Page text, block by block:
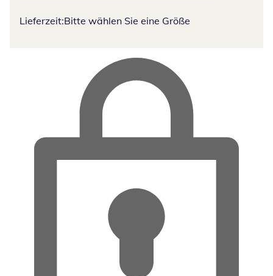
Lieferzeit:Bitte wählen Sie eine Größe